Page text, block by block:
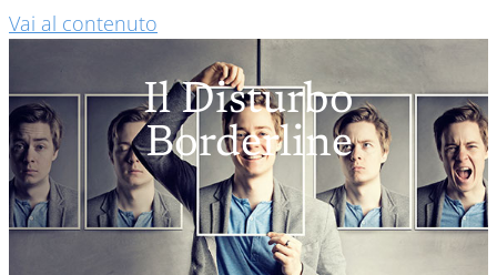
Vai al contenuto
Il Disturbo
Borderline